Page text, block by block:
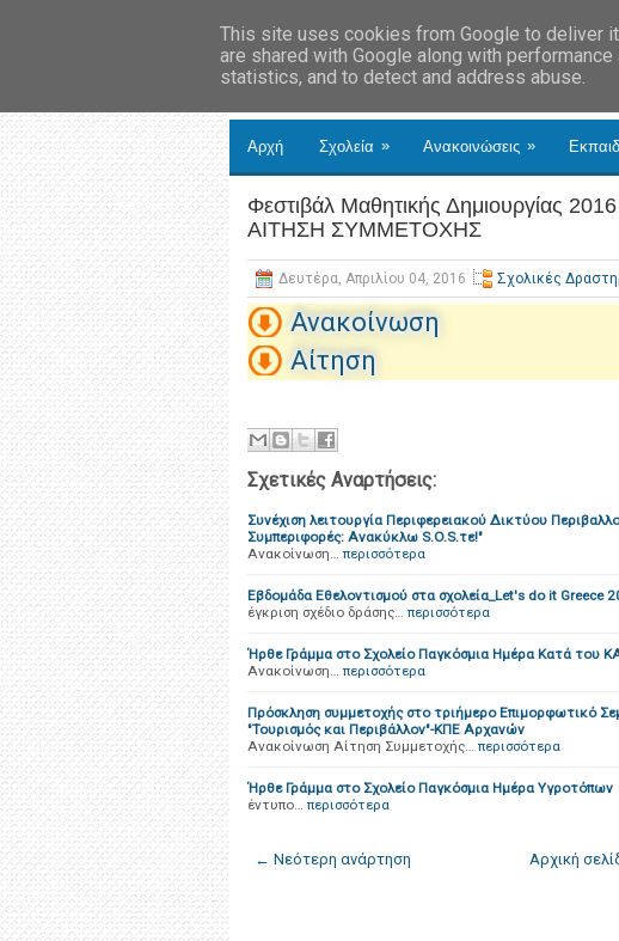
Αρχή Σχολεία » Ανακοινώσεις »
Φεστιβάλ Μαθητικής Δημιουργίας
ΑΙΤΗΣΗ ΣΥΜΜΕΤΟΧΗΣ
Δευτέρα, Απριλίου 04, 2016 Σχολικές
Ανακοίνωση
Αίτηση
Σχετικές Αναρτήσεις:
Συνέχιση λειτουργία Περιφερειακού Δικτύου
Συμπεριφορές: Ανακύκλω S.O.S.τε!"
Ανακοίνωση… περισσότερα
Εβδομάδα Εθελοντισμού στα σχολεία_Let's do it Greece
έγκριση σχέδιο δράσης… περισσότερα
Ήρθε Γράμμα στο Σχολείο Παγκόσμια Ημέρα Κατά του
Ανακοίνωση… περισσότερα
Πρόσκληση συμμετοχής στο τριήμερο Επιμορφωτικό
"Τουρισμός και Περιβάλλον"-ΚΠΕ Αρχανών
Ανακοίνωση Αίτηση Συμμετοχής… περισσότερα
Ήρθε Γράμμα στο Σχολείο Παγκόσμια Ημέρα Υγροτόπων
έντυπο… περισσότερα
← Νεότερη ανάρτηση Αρχική
This site uses cookies from Google to deliver
are shared with Google along with
statistics, and to detect and address abuse.